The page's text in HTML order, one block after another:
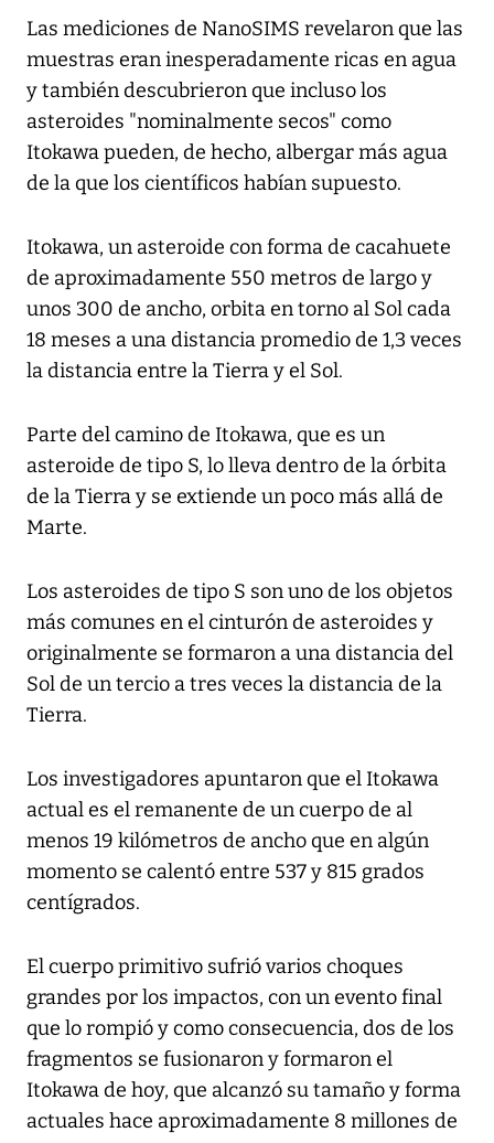
Las mediciones de NanoSIMS revelaron que las
muestras eran inesperadamente ricas en agua
y también descubrieron que incluso los
asteroides "nominalmente secos" como
Itokawa pueden, de hecho, albergar más agua
de la que los científicos habían supuesto.
Itokawa, un asteroide con forma de cacahuete
de aproximadamente 550 metros de largo y
unos 300 de ancho, orbita en torno al Sol cada
18 meses a una distancia promedio de 1,3 veces
la distancia entre la Tierra y el Sol.
Parte del camino de Itokawa, que es un
asteroide de tipo S, lo lleva dentro de la órbita
de la Tierra y se extiende un poco más allá de
Marte.
Los asteroides de tipo S son uno de los objetos
más comunes en el cinturón de asteroides y
originalmente se formaron a una distancia del
Sol de un tercio a tres veces la distancia de la
Tierra.
Los investigadores apuntaron que el Itokawa
actual es el remanente de un cuerpo de al
menos 19 kilómetros de ancho que en algún
momento se calentó entre 537 y 815 grados
centígrados.
El cuerpo primitivo sufrió varios choques
grandes por los impactos, con un evento final
que lo rompió y como consecuencia, dos de los
fragmentos se fusionaron y formaron el
Itokawa de hoy, que alcanzó su tamaño y forma
actuales hace aproximadamente 8 millones de